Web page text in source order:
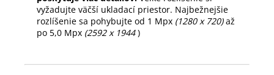
vyžadujte väčší ukladací priestor. Najbežnejšie
rozlíšenie sa pohybujte od 1 Mpx (1280 x 720)až
po 5,0 Mpx (2592 x 1944)